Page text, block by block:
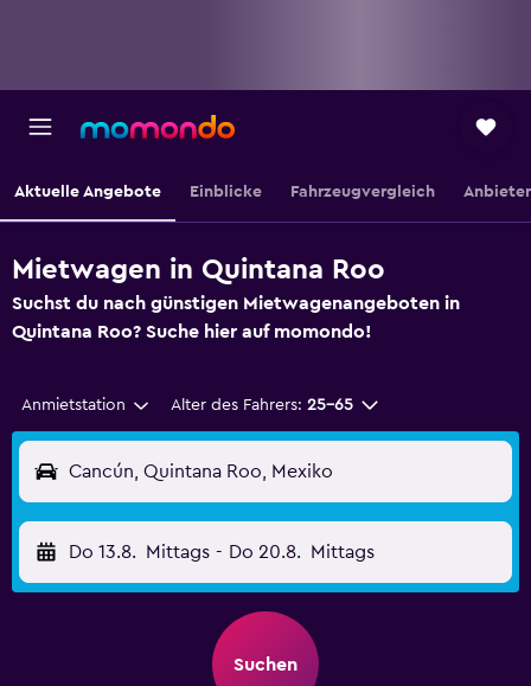
Aktuelle Angebote Einblicke Fahrzeugvergleich
Mietwagen in Quintana Roo
Suchst du nach günstigen Mietwagenangeboten in
Quintana Roo? Suche hier auf momondo!
Anmietstation Alter des Fahrers: 25-65
Cancún, Quintana Roo, Mexiko
Do 13.8. Mittags - Do 20.8. Mittags
Suchen